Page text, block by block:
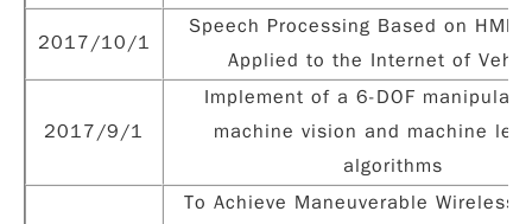
2017/10/1
Speech Processing Based on HMM
Applied to the Internet of
2017/9/1
Implement of a 6-DOF
machine vision and machine
algorithms
To Achieve Maneuverable Wireless